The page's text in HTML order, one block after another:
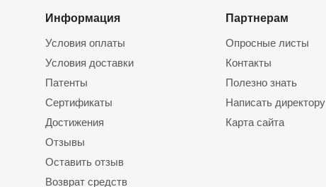
Информация
Условия оплаты
Условия доставки
Патенты
Сертификаты
Достижения
Отзывы
Оставить отзыв
Возврат средств
Партнерам
Опросные листы
Контакты
Полезно знать
Написать директору
Карта сайта